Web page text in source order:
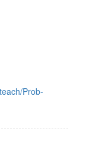
Prob-